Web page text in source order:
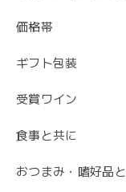
価格帯
ギフト包装
受賞ワイン
食事と共に
おつまみ・嗜好品と